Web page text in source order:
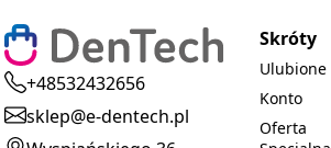
+48532432656
sklep@e-dentech.pl
Skróty
Ulubione
Konto
Oferta